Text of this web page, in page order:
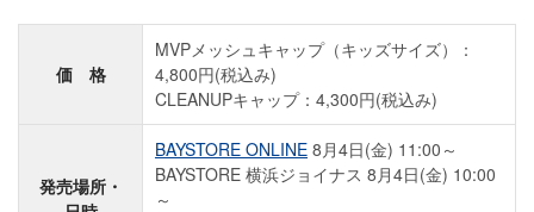
価 格
MVPメッシュキャップ（キッズサイズ）：
4,800円(税込み)
CLEANUPキャップ：4,300円(税込み)
発売場所・
BAYSTORE ONLINE 8月4日(金) 11:00～
BAYSTORE 横浜ジョイナス 8月4日(金) 10:00
～